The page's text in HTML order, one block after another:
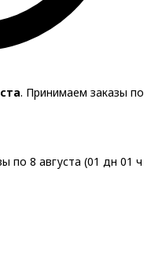
. Принимаем заказы по
по 8 августа (01 дн 01 ч